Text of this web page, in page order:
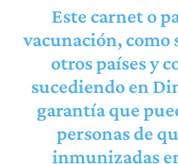
Este carnet o
vacunación, como
otros países y
sucediendo en
garantía que
personas de
inmunizadas